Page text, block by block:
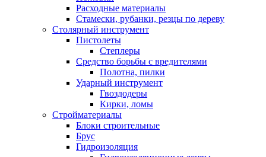
Расходные материалы
Стамески, рубанки, резцы по дереву
Столярный инструмент
Пистолеты
Степлеры
Средство борьбы с вредителями
Полотна, пилки
Ударный инструмент
Гвоздодеры
Кирки, ломы
Стройматериалы
Блоки строительные
Брус
Гидроизоляция